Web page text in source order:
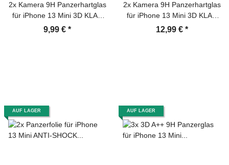
2x Kamera 9H Panzerhartglas
für iPhone 13 Mini 3D KLAR
ECHTES TEMPERED
9,99 € *
2x Kamera 9H Panzerhartglas
für iPhone 13 Mini 3D KLAR
Schwarzes ECHTES
12,99 € *
AUF LAGER AUF LAGER